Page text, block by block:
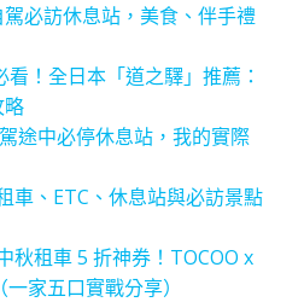
必訪休息站，美食、伴手禮
看！全日本「道之驛」推薦：
略
途中必停休息站，我的實際
車、ETC、休息站與必訪景點
秋租車 5 折神券！TOCOO x
家五口實戰分享）